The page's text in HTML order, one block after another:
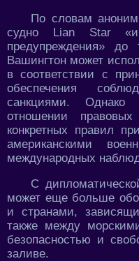
По словам
судно Lian Star
предупреждения» до
Вашингтон может
в соответствии с
обеспечения
санкциями. Однако
отношении
конкретных правил
американскими
международных
С
может еще больше
и странами,
также между
безопасностью и
заливе.